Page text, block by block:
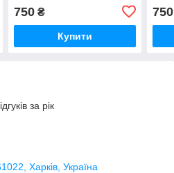
750₴
Купити
750
за рік
Харків, Україна